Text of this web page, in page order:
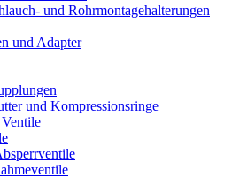
und Rohrmontagehalterungen
und Adapter
und Kompressionsringe